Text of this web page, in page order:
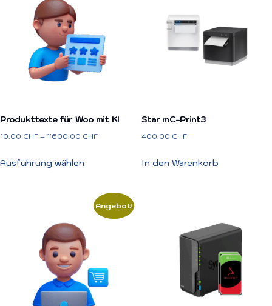
Produkttexte für Woo mit KI
10.00 CHF – 1'600.00 CHF
Ausführung wählen
Star mC-Print3
400.00 CHF
In den Warenkorb
Angebot!